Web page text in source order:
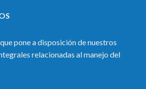
pone a disposición de nuestros
relacionadas al manejo del